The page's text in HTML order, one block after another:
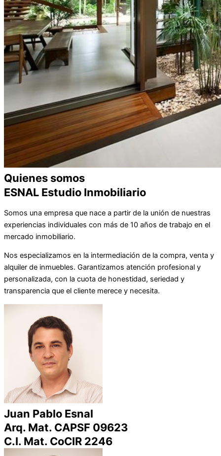
Quienes somos
ESNAL Estudio Inmobiliario
Somos una empresa que nace a partir de la unión de nuestras
experiencias individuales con más de 10 años de trabajo en el
mercado inmobiliario.
Nos especializamos en la intermediación de la compra, venta y
alquiler de inmuebles. Garantizamos atención profesional y
personalizada, con la cuota de honestidad, seriedad y
transparencia que el cliente merece y necesita.
Juan Pablo Esnal
Arq. Mat. CAPSF 09623
C.I. Mat. CoCIR 2246